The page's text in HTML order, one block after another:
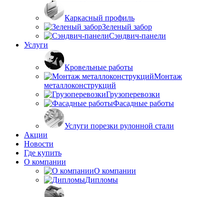
Каркасный профиль
Зеленый забор
Сэндвич-панели
Услуги
Кровельные работы
Монтаж
металлоконструкций
Грузоперевозки
Фасадные работы
Услуги порезки рулонной стали
Акции
Новости
Где купить
О компании
О компании
Дипломы